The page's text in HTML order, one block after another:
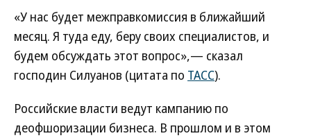
«У нас будет межправкомиссия в ближайший
месяц. Я туда еду, беру своих специалистов, и
будем обсуждать этот вопрос»,— сказал
господин Силуанов (цитата по ТАСС).
Российские власти ведут кампанию по
деофшоризации бизнеса. В прошлом и в этом